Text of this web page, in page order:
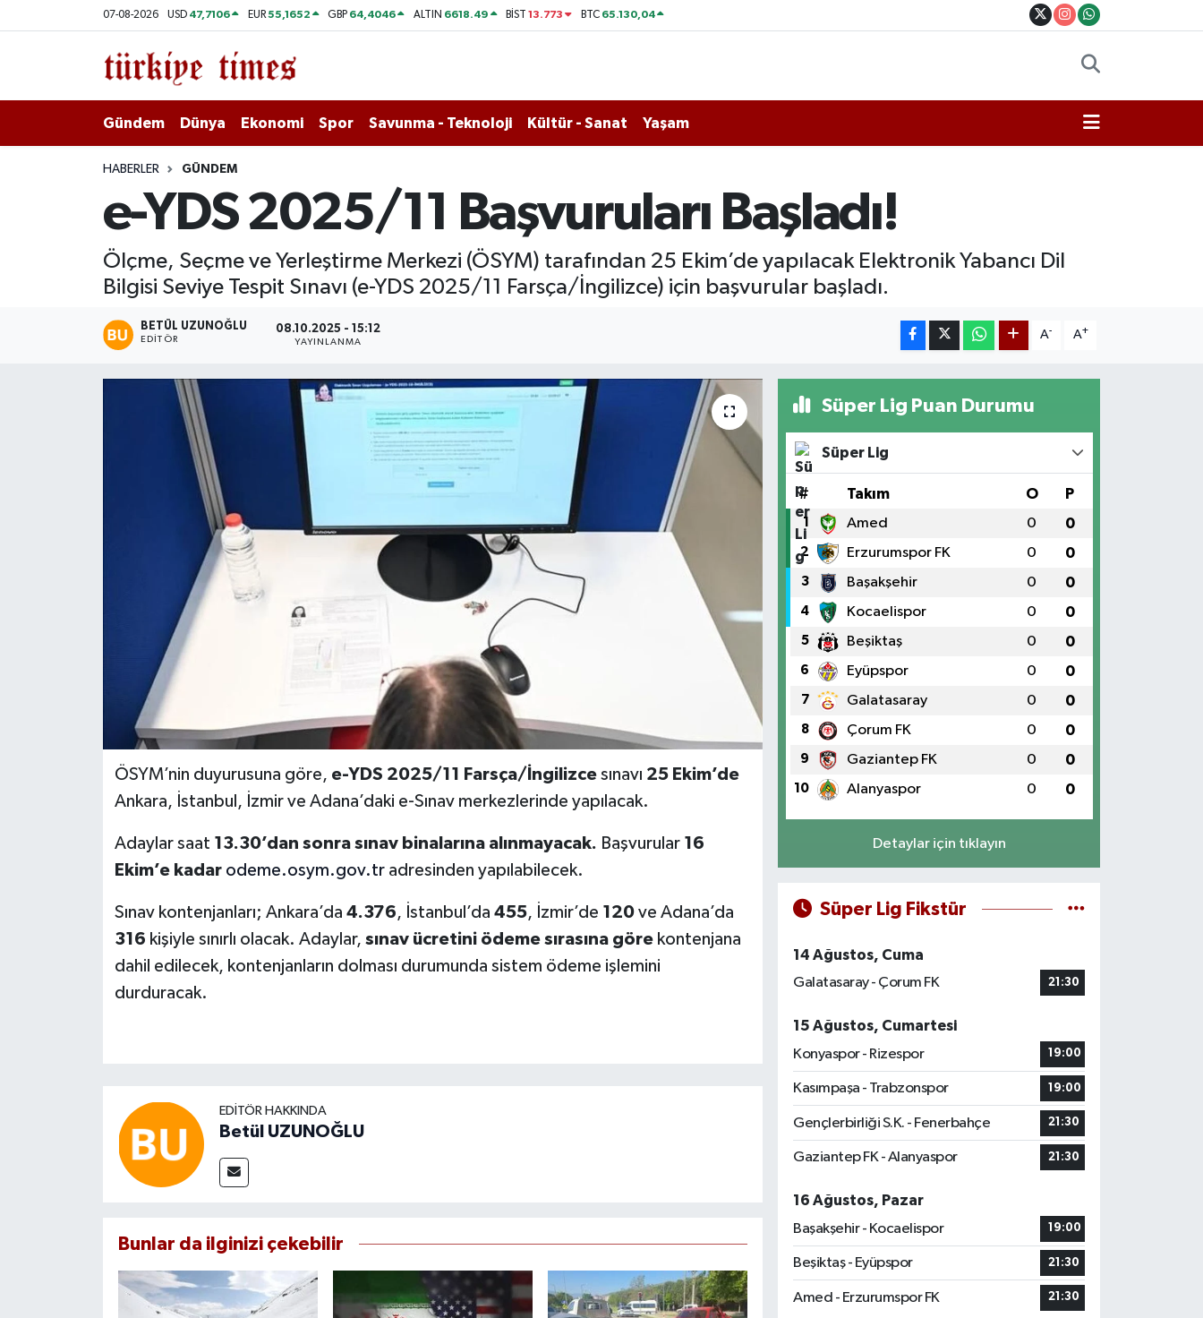
07-08-2026 USD 47,7106 EUR55,1652 GBP 64,4046 ALTIN 6618.49 BİST13.773 BTC 65.130,04
Gündem Dünya Ekonomi Spor Savunma - Teknoloji Kültür - Sanat Yaşam
HABERLER GÜNDEM
e-YDS 2025/11 Başvuruları Başladı!
Ölçme, Seçme ve Yerleştirme Merkezi (ÖSYM) tarafından 25 Ekim’de yapılacak Elektronik Yabancı Dil
Bilgisi Seviye Tespit Sınavı (e-YDS 2025/11 Farsça/İngilizce) için başvurular başladı.
BETÜL UZUNOĞLU
EDITÖR
08.10.2025 - 15:12
YAYINLANMA
A- A+
ÖSYM’nin duyurusuna göre, e-YDS 2025/11 Farsça/İngilizcesınavı 25 Ekim’de
Ankara, İstanbul, İzmir ve Adana’daki e-Sınav merkezlerinde yapılacak.
Adaylar saat 13.30’dan sonra sınav binalarına alınmayacak. Başvurular 16
Ekim’e kadar odeme.osym.gov.tradresinden yapılabilecek.
Sınav kontenjanları; Ankara’da 4.376, İstanbul’da 455, İzmir’de 120ve Adana’da
316 kişiyle sınırlı olacak. Adaylar, sınav ücretini ödeme sırasına görekontenjana
dahil edilecek, kontenjanların dolması durumunda sistem ödeme işlemini
durduracak.
EDITÖR HAKKINDA
Betül UZUNOĞLU
Bunlar da ilginizi çekebilir
Süper Lig Puan Durumu
Süper Lig
# Takım O P
1 Amed 0 0
2 Erzurumspor FK 0 0
3 Başakşehir 0 0
4 Kocaelispor 0 0
5 Beşiktaş 0 0
6 Eyüpspor 0 0
7 Galatasaray 0 0
8 Çorum FK 0 0
9 Gaziantep FK 0 0
10 Alanyaspor 0 0
Detaylar için tıklayın
Süper Lig Fikstür
14 Ağustos, Cuma
Galatasaray - Çorum FK
21:30
15 Ağustos, Cumartesi
Konyaspor - Rizespor
19:00
Kasımpaşa - Trabzonspor 19:00
Gençlerbirliği S.K. - Fenerbahçe 21:30
Gaziantep FK - Alanyaspor 21:30
16 Ağustos, Pazar
Başakşehir - Kocaelispor
19:00
Beşiktaş - Eyüpspor 21:30
Amed - Erzurumspor FK 21:30
Gündem
Savunma - Teknoloji
Kültür - Sanat
Hava Durumu
Süper Lig Puan Durumu ve Fikstür
Tüm Manşetler
Son Dakika Haberleri
Haber Arşivi